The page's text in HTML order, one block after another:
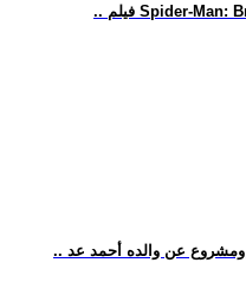
ومشروع عن والده أحمد عد